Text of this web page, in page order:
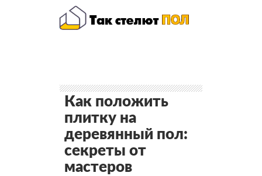
Как положить
плитку на
деревянный пол:
секреты от
мастеров